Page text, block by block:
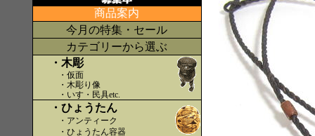
商品案内
今月の特集・セール
カテゴリーから選ぶ
・木彫
・仮面
・木彫り像
・いす・民具etc.
・ひょうたん
・アンティーク
・ひょうたん容器